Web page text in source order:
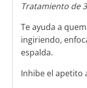
Tratamiento de
Te ayuda a
ingiriendo,
espalda.
Inhibe el apetito